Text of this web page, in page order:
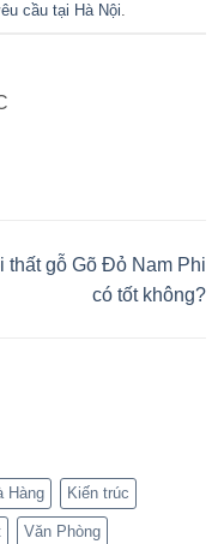
cầu tại Hà Nội.
thất gỗ Gõ Đỏ Nam Phi
có tốt không?
Hàng Kiến trúc
Văn Phòng